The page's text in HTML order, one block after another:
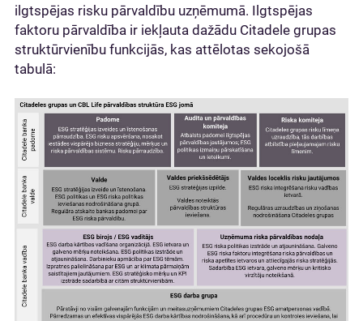
ilgtspējas risku pārvaldību uzņēmumā. Ilgtspējas
faktoru pārvaldība ir iekļauta dažādu Citadele grupas
struktūrvienību funkcijās, kas attēlotas sekojošā
tabulā: